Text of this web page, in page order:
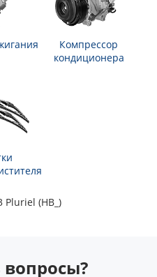
Компрессор
кондиционера
(HB_)
вопросы?